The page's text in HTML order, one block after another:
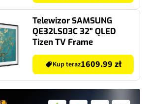
Telewizor SAMSUNG
QE32LS03C 32" QLED
Tizen TV Frame
Kup teraz1609.99 zł